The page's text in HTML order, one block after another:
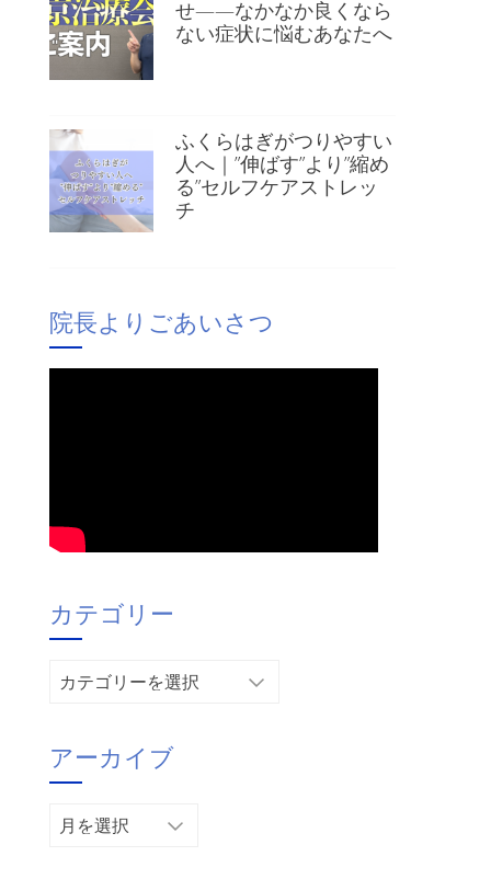
せ——なかなか良くなら
ない症状に悩むあなたへ
ふくらはぎがつりやすい
人へ｜”伸ばす”より”縮め
る”セルフケアストレッ
チ
院長よりごあいさつ
カテゴリー
カ
リ
ー
アーカイブ
ア